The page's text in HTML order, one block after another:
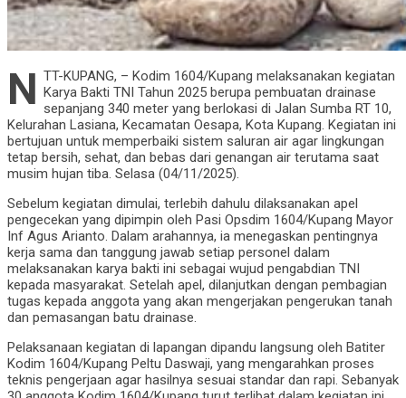
N TT-KUPANG, – Kodim 1604/Kupang melaksanakan kegiatan
Karya Bakti TNI Tahun 2025 berupa pembuatan drainase
sepanjang 340 meter yang berlokasi di Jalan Sumba RT 10,
Kelurahan Lasiana, Kecamatan Oesapa, Kota Kupang. Kegiatan ini
bertujuan untuk memperbaiki sistem saluran air agar lingkungan
tetap bersih, sehat, dan bebas dari genangan air terutama saat
musim hujan tiba. Selasa (04/11/2025).
Sebelum kegiatan dimulai, terlebih dahulu dilaksanakan apel
pengecekan yang dipimpin oleh Pasi Opsdim 1604/Kupang Mayor
Inf Agus Arianto. Dalam arahannya, ia menegaskan pentingnya
kerja sama dan tanggung jawab setiap personel dalam
melaksanakan karya bakti ini sebagai wujud pengabdian TNI
kepada masyarakat. Setelah apel, dilanjutkan dengan pembagian
tugas kepada anggota yang akan mengerjakan pengerukan tanah
dan pemasangan batu drainase.
Pelaksanaan kegiatan di lapangan dipandu langsung oleh Batiter
Kodim 1604/Kupang Peltu Daswaji, yang mengarahkan proses
teknis pengerjaan agar hasilnya sesuai standar dan rapi. Sebanyak